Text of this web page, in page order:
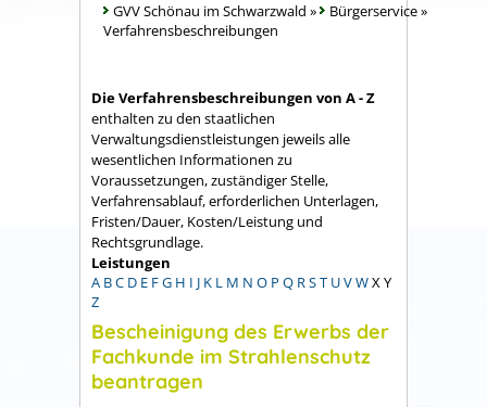
GVV Schönau im Schwarzwald » Bürgerservice»
Verfahrensbeschreibungen
Die Verfahrensbeschreibungen von A - Z
enthalten zu den staatlichen
Verwaltungsdienstleistungen jeweils alle
wesentlichen Informationen zu
Voraussetzungen, zuständiger Stelle,
Verfahrensablauf, erforderlichen Unterlagen,
Fristen/Dauer, Kosten/Leistung und
Rechtsgrundlage.
Leistungen
A BC D E FG H I J K L M N O P Q RST UVWX Y
Z
Bescheinigung des Erwerbs der
Fachkunde im Strahlenschutz
beantragen